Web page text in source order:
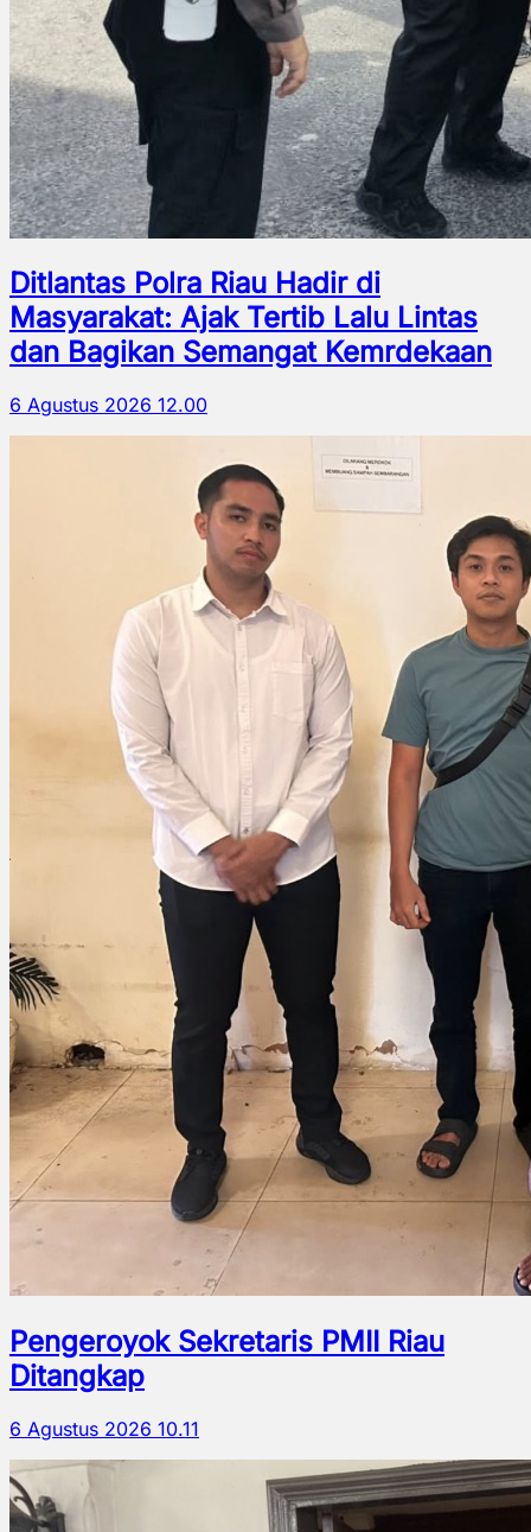
Ditlantas Polra Riau Hadir di
Masyarakat: Ajak Tertib Lalu Lintas
dan Bagikan Semangat Kemrdekaan
6 Agustus 2026 12.00
Pengeroyok Sekretaris PMII Riau
Ditangkap
6 Agustus 2026 10.11